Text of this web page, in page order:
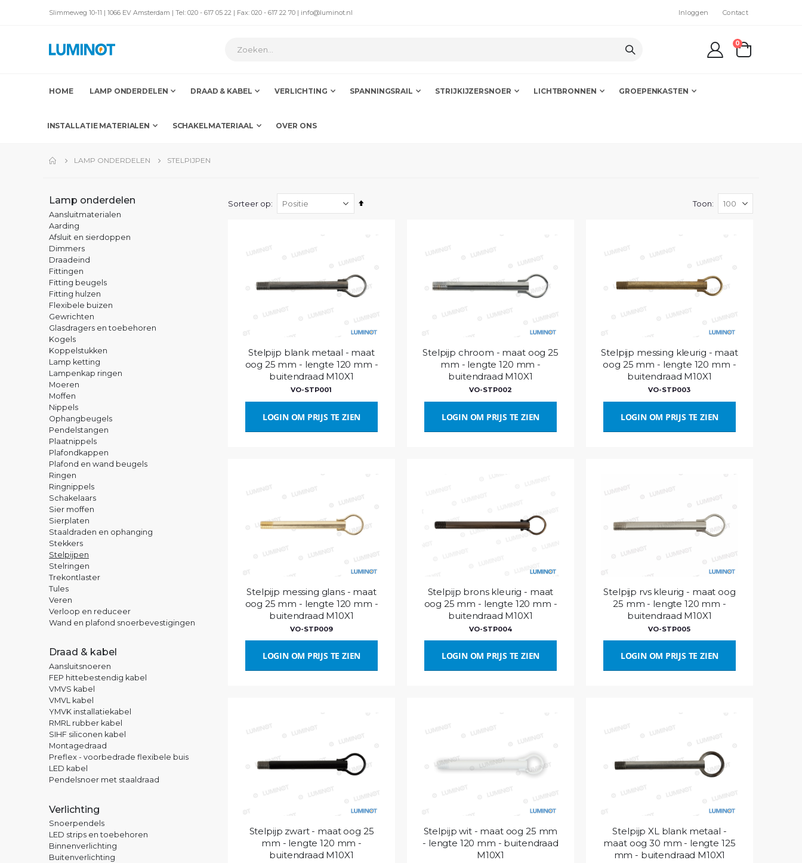
Slimmeweg 10-11 | 1066 EV Amsterdam | Tel: 020 - 617 05 22 | Fax: 020 - 617 22 70 | info@luminot.nl Inloggen Contact
kar
0producten
HOME LAMP ONDERDELEN DRAAD & KABEL VERLICHTING SPANNINGSRAIL STRIJKIJZERSNOER LICHTBRONNEN GROEPENKASTEN
INSTALLATIE MATERIALEN SCHAKELMATERIAAL OVER ONS
LAMP ONDERDELEN STELPIJPEN
Sorteer op
Van
Toon
Stelpijp blank metaal - maat
oog 25 mm - lengte 120 mm -
buitendraad M10X1
VO-STP001
LOGIN OM PRIJS TE ZIEN
Stelpijp chroom - maat oog 25
mm - lengte 120 mm -
buitendraad M10X1
VO-STP002
LOGIN OM PRIJS TE ZIEN
Stelpijp messing kleurig - maat
oog 25 mm - lengte 120 mm -
buitendraad M10X1
VO-STP003
LOGIN OM PRIJS TE ZIEN
Stelpijp messing glans - maat
oog 25 mm - lengte 120 mm -
buitendraad M10X1
VO-STP009
LOGIN OM PRIJS TE ZIEN
Stelpijp brons kleurig - maat
oog 25 mm - lengte 120 mm -
buitendraad M10X1
VO-STP004
LOGIN OM PRIJS TE ZIEN
Stelpijp rvs kleurig - maat oog
25 mm - lengte 120 mm -
buitendraad M10X1
VO-STP005
LOGIN OM PRIJS TE ZIEN
Stelpijp zwart - maat oog 25
mm - lengte 120 mm -
buitendraad M10X1
Stelpijp wit - maat oog 25 mm
- lengte 120 mm - buitendraad
M10X1
Stelpijp XL blank metaal -
maat oog 30 mm - lengte 125
mm - buitendraad M10X1
Lamp onderdelen
Aansluitmaterialen
Aarding
Afsluit en sierdoppen
Dimmers
Draadeind
Fittingen
Fitting beugels
Fitting hulzen
Flexibele buizen
Gewrichten
Glasdragers en toebehoren
Kogels
Koppelstukken
Lamp ketting
Lampenkap ringen
Moeren
Moffen
Nippels
Ophangbeugels
Pendelstangen
Plaatnippels
Plafondkappen
Plafond en wand beugels
Ringen
Ringnippels
Schakelaars
Sier moffen
Sierplaten
Staaldraden en ophanging
Stekkers
Stelpijpen
Stelringen
Trekontlaster
Tules
Veren
Verloop en reduceer
Wand en plafond snoerbevestigingen
Draad & kabel
Aansluitsnoeren
FEP hittebestendig kabel
VMVS kabel
VMVL kabel
YMVK installatiekabel
RMRL rubber kabel
SIHF siliconen kabel
Montagedraad
Preflex - voorbedrade flexibele buis
LED kabel
Pendelsnoer met staaldraad
Verlichting
Snoerpendels
LED strips en toebehoren
Binnenverlichting
Buitenverlichting